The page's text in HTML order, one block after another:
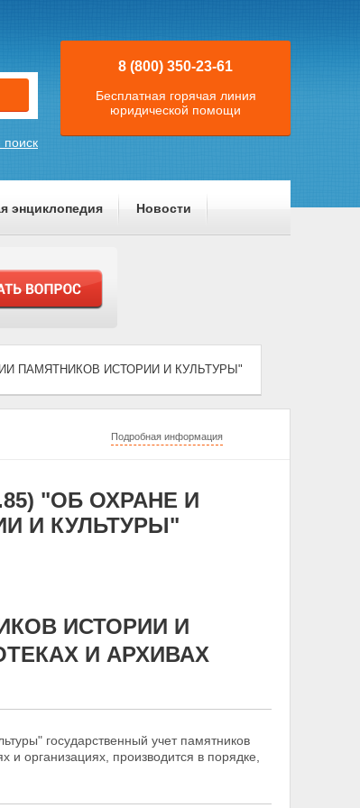
8 (800) 350-23-61
Бесплатная горячая линия
юридической помощи
энциклопедия Новости
ПАМЯТНИКОВ ИСТОРИИ И КУЛЬТУРЫ"
Подробная информация
"ОБ ОХРАНЕ И
И КУЛЬТУРЫ"
ИСТОРИИ И
И АРХИВАХ
государственный учет памятников
и организациях, производится в порядке,